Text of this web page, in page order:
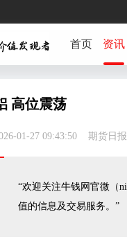
首页 资讯
高位震荡
01-27 09:43:50 期货日
“欢迎关注牛钱网官微（
值的信息及交易服务。”